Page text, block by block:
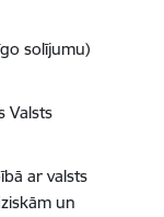
solījumu)
Valsts
ar valsts
un